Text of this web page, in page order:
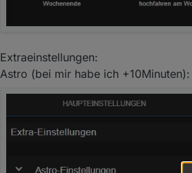
Extraeinstellungen:
Astro (bei mir habe ich +10Minuten):